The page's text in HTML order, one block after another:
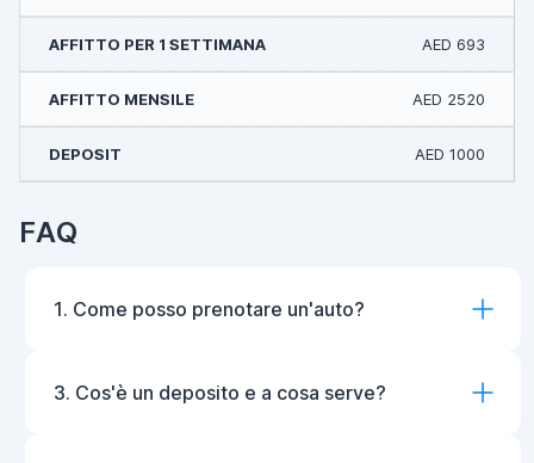
AED 693
AED 2520
AED 1000
FAQ
1. Come posso prenotare un'auto?
3. Cos'è un deposito e a cosa serve?